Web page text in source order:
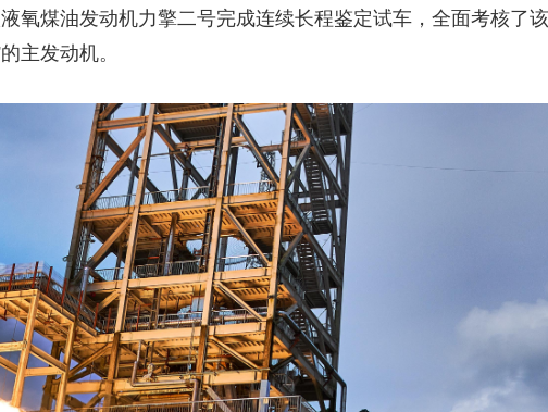
妙语 央视快评 央视网评 光华锐评 锋面
VR/AR
列 人生第一次 人生第二次
NBA 中超 国足 国际足球
江湖 文化体育 冰雪道路 足球道路
非遗 文化 旅游 科普 健康
超级工厂 智敬中国 全民健康 颜选攻略
煤油发动机力擎二号完成连续长程鉴定试车，全面考核了该
主发动机。